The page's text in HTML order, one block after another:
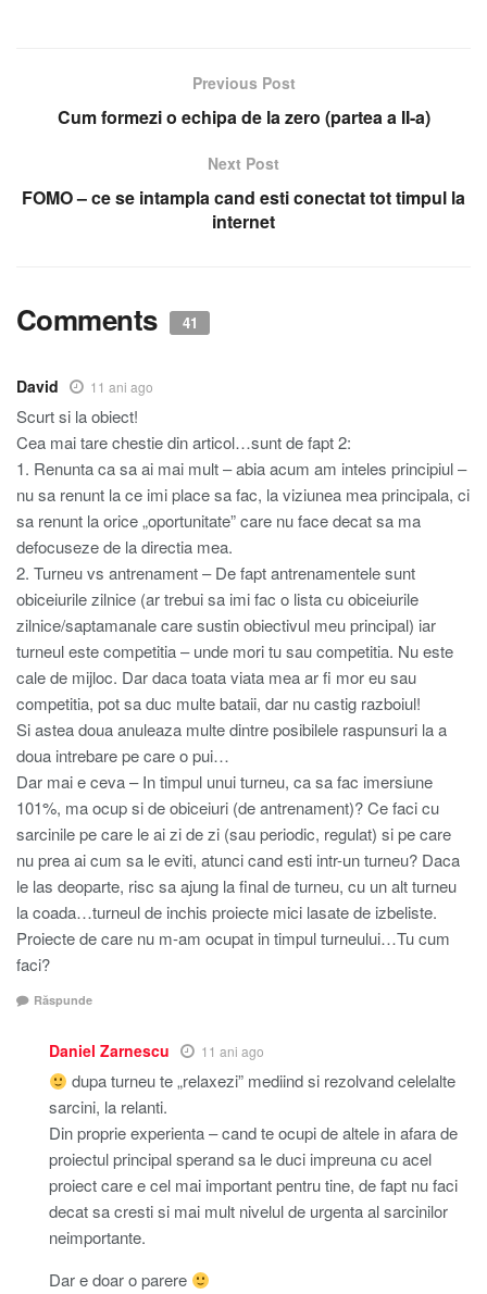
Previous Post
Cum formezi o echipa de la zero (partea a II-a)
Next Post
FOMO – ce se intampla cand esti conectat tot timpul la
internet
Comments 41
David 11 ani ago
Scurt si la obiect!
Cea mai tare chestie din articol…sunt de fapt 2:
1. Renunta ca sa ai mai mult – abia acum am inteles principiul –
nu sa renunt la ce imi place sa fac, la viziunea mea principala, ci
sa renunt la orice „oportunitate” care nu face decat sa ma
defocuseze de la directia mea.
2. Turneu vs antrenament – De fapt antrenamentele sunt
obiceiurile zilnice (ar trebui sa imi fac o lista cu obiceiurile
zilnice/saptamanale care sustin obiectivul meu principal) iar
turneul este competitia – unde mori tu sau competitia. Nu este
cale de mijloc. Dar daca toata viata mea ar fi mor eu sau
competitia, pot sa duc multe bataii, dar nu castig razboiul!
Si astea doua anuleaza multe dintre posibilele raspunsuri la a
doua intrebare pe care o pui…
Dar mai e ceva – In timpul unui turneu, ca sa fac imersiune
101%, ma ocup si de obiceiuri (de antrenament)? Ce faci cu
sarcinile pe care le ai zi de zi (sau periodic, regulat) si pe care
nu prea ai cum sa le eviti, atunci cand esti intr-un turneu? Daca
le las deoparte, risc sa ajung la final de turneu, cu un alt turneu
la coada…turneul de inchis proiecte mici lasate de izbeliste.
Proiecte de care nu m-am ocupat in timpul turneului…Tu cum
faci?
Răspunde
Daniel Zarnescu 11 ani ago
dupa turneu te „relaxezi” mediind si rezolvand celelalte
sarcini, la relanti.
Din proprie experienta – cand te ocupi de altele in afara de
proiectul principal sperand sa le duci impreuna cu acel
proiect care e cel mai important pentru tine, de fapt nu faci
decat sa cresti si mai mult nivelul de urgenta al sarcinilor
neimportante.
Dar e doar o parere